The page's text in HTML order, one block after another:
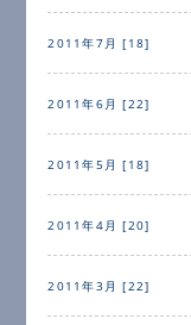
2011年7月 [18]
2011年6月 [22]
2011年5月 [18]
2011年4月 [20]
2011年3月 [22]